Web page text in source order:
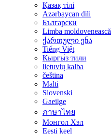
Қазақ тілі
Azərbaycan dili
Български
Limba moldovenească
ქართული ენა
Tiếng Việt
Кыргы́з тили
lietuvių kalba
čeština
Malti
Slovenski
Gaeilge
ภาษาไทย
Монгол Хэл
Eesti keel